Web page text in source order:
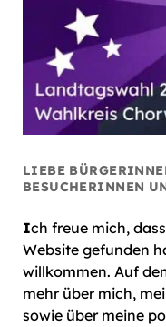
LIEBE
BESUCHERINNEN
Ich freue mich,
Website gefunden
willkommen. Auf
mehr über mich,
sowie über meine